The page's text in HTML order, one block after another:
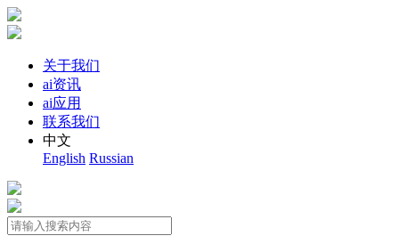
关于我们
ai资讯
ai应用
联系我们
中文
English Russian